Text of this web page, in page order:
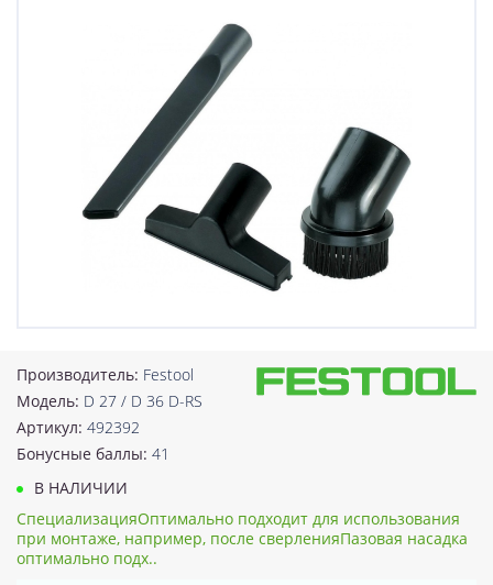
Производитель: Festool
Модель: D 27 / D 36 D-RS
Артикул: 492392
Бонусные баллы: 41
В НАЛИЧИИ
СпециализацияОптимально подходит для использования
при монтаже, например, после сверленияПазовая насадка
оптимально подх..